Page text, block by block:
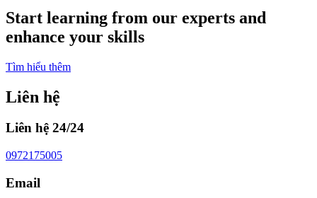
Start learning from our experts and
enhance your skills
Tìm hiểu thêm
Liên hệ
Liên hệ 24/24
0972175005
Email